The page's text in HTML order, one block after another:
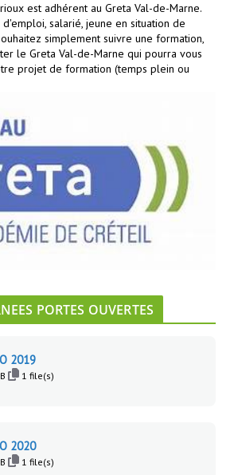
est adhérent au Greta Val-de-Marne.
salarié, jeune en situation de
simplement suivre une formation,
le Greta Val-de-Marne qui pourra vous
projet de formation (temps plein ou
PORTES OUVERTES
2019
1 file(s)
2020
1 file(s)